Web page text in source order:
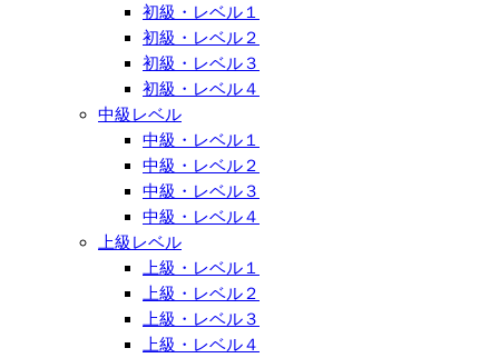
初級・レベル１
初級・レベル２
初級・レベル３
初級・レベル４
中級レベル
中級・レベル１
中級・レベル２
中級・レベル３
中級・レベル４
上級レベル
上級・レベル１
上級・レベル２
上級・レベル３
上級・レベル４